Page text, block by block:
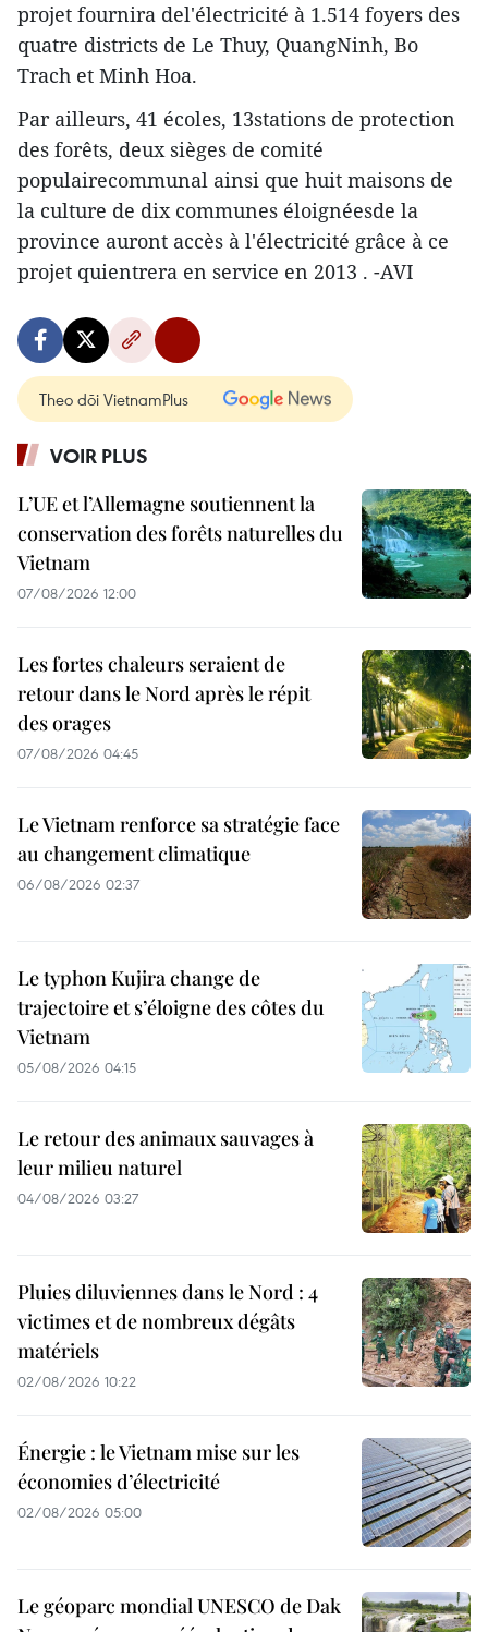
projet fournira del'électricité à 1.514 foyers des
quatre districts de Le Thuy, QuangNinh, Bo
Trach et Minh Hoa.
Par ailleurs, 41 écoles, 13stations de protection
des forêts, deux sièges de comité
populairecommunal ainsi que huit maisons de
la culture de dix communes éloignéesde la
province auront accès à l'électricité grâce à ce
projet quientrera en service en 2013 . -AVI
Theo dõi VietnamPlus
VOIR PLUS
L’UE et l’Allemagne soutiennent la
conservation des forêts naturelles du
Vietnam
07/08/2026 12:00
Les fortes chaleurs seraient de
retour dans le Nord après le répit
des orages
07/08/2026 04:45
Le Vietnam renforce sa stratégie face
au changement climatique
06/08/2026 02:37
Le typhon Kujira change de
trajectoire et s’éloigne des côtes du
Vietnam
05/08/2026 04:15
Le retour des animaux sauvages à
leur milieu naturel
04/08/2026 03:27
Pluies diluviennes dans le Nord : 4
victimes et de nombreux dégâts
matériels
02/08/2026 10:22
Énergie : le Vietnam mise sur les
économies d’électricité
02/08/2026 05:00
Le géoparc mondial UNESCO de Dak